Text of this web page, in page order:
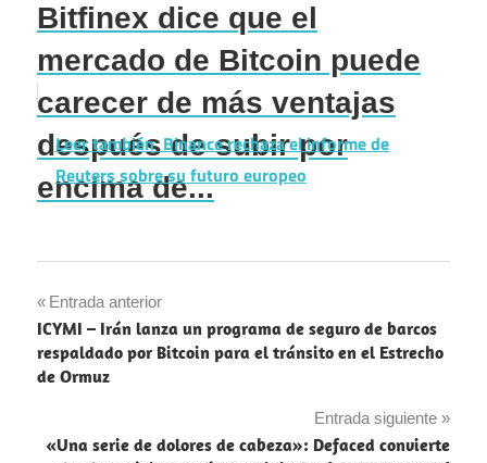
Bitfinex dice que el
mercado de Bitcoin puede
carecer de más ventajas
después de subir por
encima de...
Leer también Binance rechaza el informe de
Reuters sobre su futuro europeo
Navegación
de
entradas
Entrada anterior
ICYMI – Irán lanza un programa de seguro de barcos
respaldado por Bitcoin para el tránsito en el Estrecho
de Ormuz
Entrada siguiente
«Una serie de dolores de cabeza»: Defaced convierte